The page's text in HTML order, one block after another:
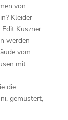
von
Kleider-
Kuszner
werden –
vom
mit
die
gemustert,